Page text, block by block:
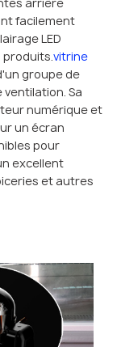
facilement
LED
produits.vitrine
groupe de
Sa
numérique et
un écran
pour
excellent
et autres